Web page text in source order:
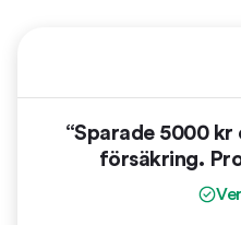
“Sparade 5000
försäkring.